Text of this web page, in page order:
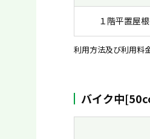
１階平置屋
利用方法及び利用料
バイク中